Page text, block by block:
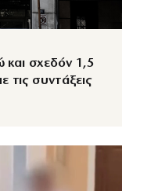
σχεδόν 1,5
τις συντάξεις